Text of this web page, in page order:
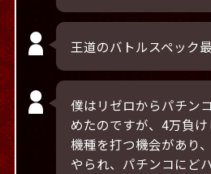
王道のバトルスペック
僕はリゼロからパチン
めたのですが、4万負
機種を打つ機会があり
やられ、パチンコにど